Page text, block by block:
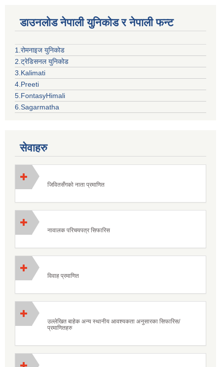
डाउनलोड नेपाली युनिकोड र नेपाली फन्ट
1.रोमनाइज युनिकोड
2.ट्रेडिसनल युनिकोड
3.Kalimati
4.Preeti
5.FontasyHimali
6.Sagarmatha
सेवाहरु
जिवितसँगको नाता प्रमाणित
नावालक परिचयपत्र सिफारिस
विवाह प्रमाणित
उल्लेखित बाहेक अन्य स्थानीय आवश्यकता अनुसारका सिफारिस/
प्रमाणितहरु